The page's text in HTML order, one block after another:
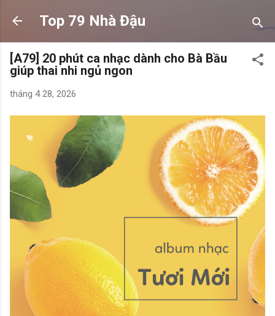
Chuyển đến nội dung chính
Top 79 Nhà Đậu
[A79] 20 phút ca nhạc dành cho Bà Bầu
giúp thai nhi ngủ ngon
tháng 4 28, 2026